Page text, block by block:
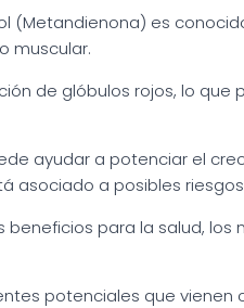
(Metandienona) es
muscular.
de glóbulos rojos, lo
ayudar a potenciar el
asociado a posibles
beneficios para la salud,
potenciales que